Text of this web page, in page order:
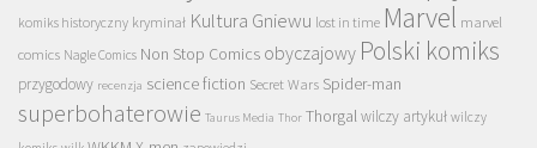
komiks historyczny kryminał Kultura Gniewu lost in time Marvel marvel
comics Nagle Comics Non Stop Comics obyczajowy Polski komiks
przygodowy recenzja science fiction Secret Wars Spider-man
superbohaterowie Taurus Media Thor Thorgalwilczy artykuł wilczy